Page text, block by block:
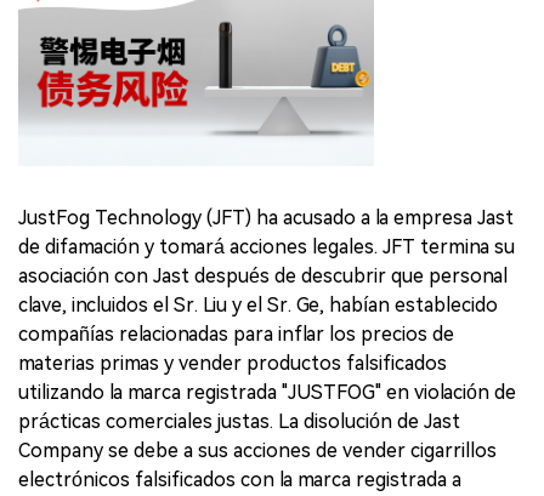
JustFog Technology (JFT) ha acusado a la empresa Jast
de difamación y tomará acciones legales. JFT termina su
asociación con Jast después de descubrir que personal
clave, incluidos el Sr. Liu y el Sr. Ge, habían establecido
compañías relacionadas para inflar los precios de
materias primas y vender productos falsificados
utilizando la marca registrada "JUSTFOG" en violación de
prácticas comerciales justas. La disolución de Jast
Company se debe a sus acciones de vender cigarrillos
electrónicos falsificados con la marca registrada a